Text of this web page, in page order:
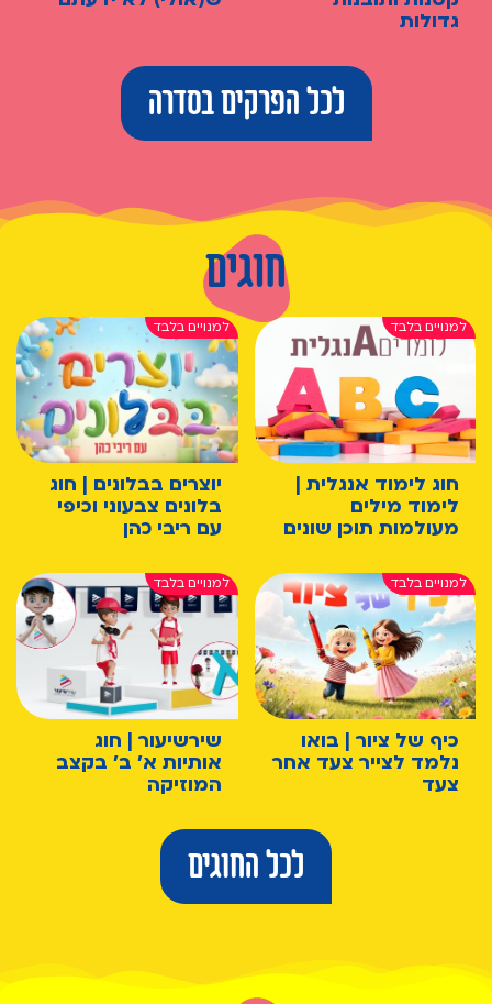
גדולות
לכל הפרקים בסדרה
חוגים
חוג לימוד אנגלית |
לימוד מילים
מעולמות תוכן שונים
יוצרים בבלונים | חוג
בלונים צבעוני וכיפי
עם ריבי כהן
כיף של ציור | בואו
נלמד לצייר צעד אחר
צעד
שירשיעור | חוג
אותיות א' ב' בקצב
המוזיקה
לכל החוגים